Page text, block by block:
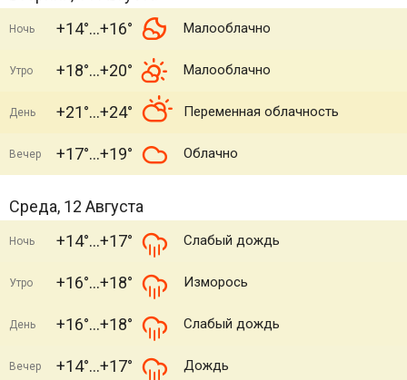
Ночь +14° +16° Малооблачно
Утро +18° +20° Малооблачно
День +21° +24° Переменная облачность
Вечер +17° +19° Облачно
Среда, 12 Августа
Ночь +14° +17° Слабый дождь
Утро +16° +18° Изморось
День +16° +18° Слабый дождь
Вечер +14° +17° Дождь